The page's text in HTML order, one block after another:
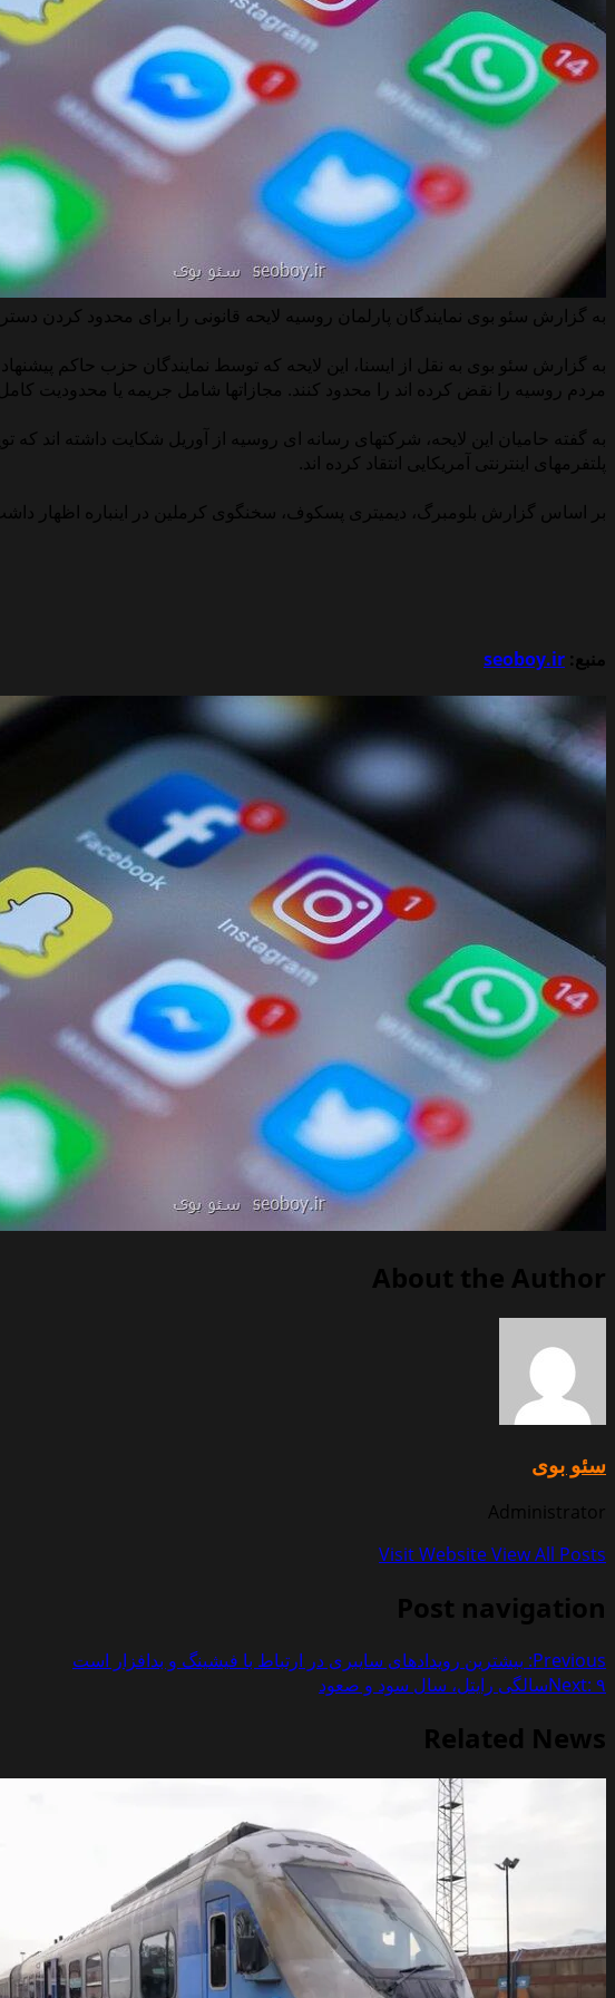
به گزارش سئو بوی نمایندگان پارلمان روسیه لایحه قانونی را برای محدود کردن
به گزارش سئو بوی به نقل از ایسنا، این لایحه که توسط نمایندگان حزب حاکم
مردم روسیه را نقض کرده اند را محدود کنند. مجازاتها شامل جریمه یا محدودیت
به گفته حامیان این لایحه، شرکتهای رسانه ای روسیه از آوریل شکایت داشته اند
پلتفرمهای اینترنتی آمریکایی انتقاد کرده اند.
بر اساس گزارش بلومبرگ، دیمیتری پسکوف، سخنگوی کرملین در اینباره اظهار
منبع: seoboy.ir
About the Author
سئو بوی
Administrator
Visit WebsiteView All Posts
Post navigation
Previous: بیشترین رویدادهای سایبری در ارتباط با فیشینگ و بدافزار است
Next: ۹سالگی رایتل، سال سود و صعود
Related News